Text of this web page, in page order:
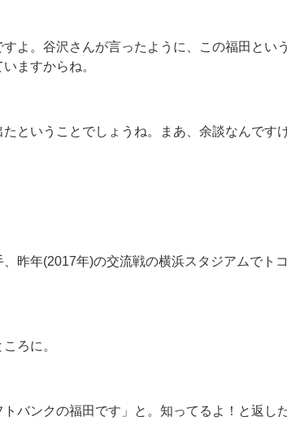
よ。谷沢さんが言ったように、この福田とい
ますからね。
ということでしょうね。まあ、余談なんですけ
昨年(2017年)の交流戦の横浜スタジアムでト
ろに。
バンクの福田です」と。知ってるよ！と返し